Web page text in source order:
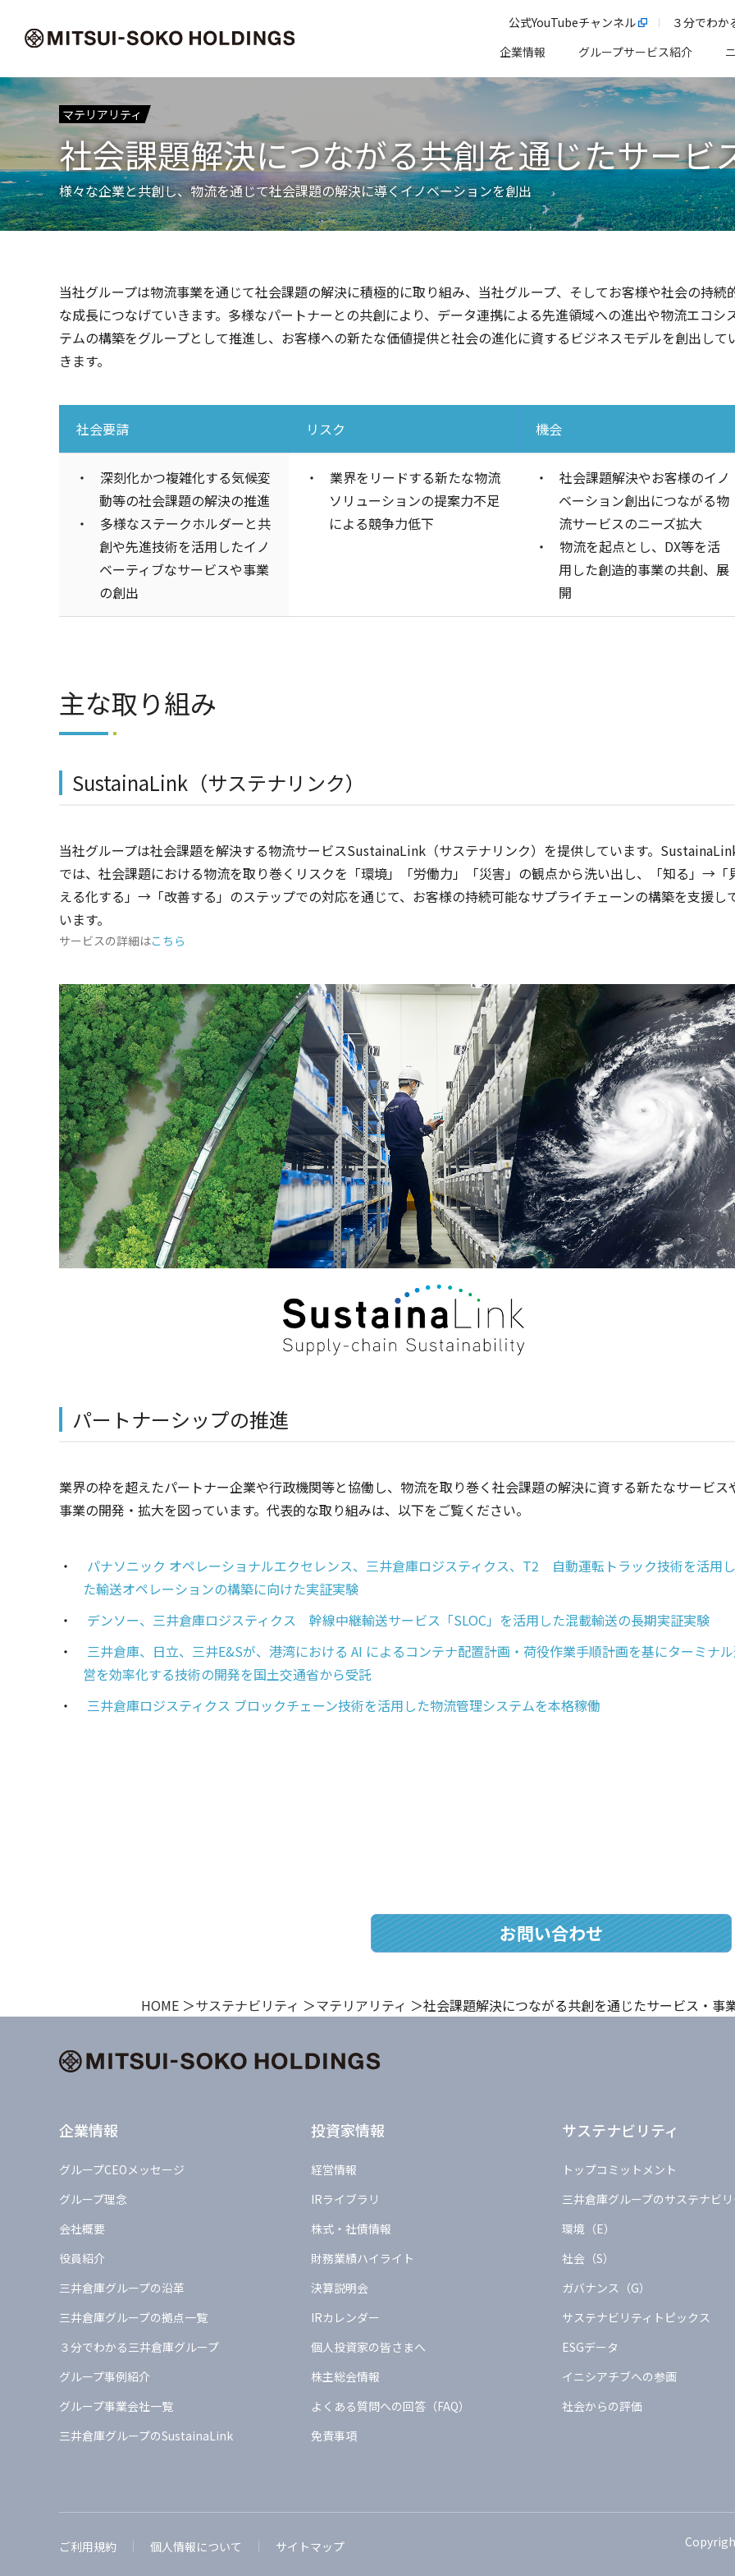
公式YouTubeチャンネル ３分でわか
企業情報
グループサービス紹介
マテリアリティ
社会課題解決につながる共創を通じたサービ
様々な企業と共創し、物流を通じて社会課題の解決に導くイノベーションを創出
当社グループは物流事業を通じて社会課題の解決に積極的に取り組み、当社グループ、そしてお客様や社会の持続
な成長につなげていきます。多様なパートナーとの共創により、データ連携による先進領域への進出や物流エコシ
テムの構築をグループとして推進し、お客様への新たな価値提供と社会の進化に資するビジネスモデルを創出して
きます。
社会要請 リスク 機会
・
深刻化かつ複雑化する気候変
動等の社会課題の解決の推進
・
多様なステークホルダーと共
創や先進技術を活用したイノ
ベーティブなサービスや事業
の創出
・
業界をリードする新たな物流
ソリューションの提案力不足
による競争力低下
・
社会課題解決やお客様のイノ
ベーション創出につながる物
流サービスのニーズ拡大
・
物流を起点とし、DX等を活
用した創造的事業の共創、展
開
主な取り組み
SustainaLink（サステナリンク）
当社グループは社会課題を解決する物流サービスSustainaLink（サステナリンク）を提供しています。
では、社会課題における物流を取り巻くリスクを「環境」「労働力」「災害」の観点から洗い出し、「知る」→「
える化する」→「改善する」のステップでの対応を通じて、お客様の持続可能なサプライチェーンの構築を支援し
います。
サービスの詳細はこちら
パートナーシップの推進
業界の枠を超えたパートナー企業や行政機関等と協働し、物流を取り巻く社会課題の解決に資する新たなサービス
事業の開発・拡大を図っています。代表的な取り組みは、以下をご覧ください。
・
パナソニック オペレーショナルエクセレンス、三井倉庫ロジスティクス、T2 自動運転トラック技術を活用し
た輸送オペレーションの構築に向けた実証実験
・
デンソー、三井倉庫ロジスティクス 幹線中継輸送サービス「SLOC」を活用した混載輸送の長期実証実験
・
三井倉庫、日立、三井E&Sが、港湾における AI によるコンテナ配置計画・荷役作業手順計画を基にターミナ
営を効率化する技術の開発を国土交通省から受託
・
三井倉庫ロジスティクス ブロックチェーン技術を活用した物流管理システムを本格稼働
お問い合わせ
HOME サステナビリティ マテリアリティ 社会課題解決につながる共創を通じたサービス・事
企業情報
グループCEOメッセージ
グループ理念
会社概要
役員紹介
三井倉庫グループの沿革
三井倉庫グループの拠点一覧
３分でわかる三井倉庫グループ
グループ事例紹介
グループ事業会社一覧
三井倉庫グループのSustainaLink
投資家情報
経営情報
IRライブラリ
株式・社債情報
財務業績ハイライト
決算説明会
IRカレンダー
個人投資家の皆さまへ
株主総会情報
よくある質問への回答（FAQ）
免責事項
サステナビリティ
トップコミットメント
三井倉庫グループのサステナビリ
環境（E）
社会（S）
ガバナンス（G）
サステナビリティトピックス
ESGデータ
イニシアチブへの参画
社会からの評価
ご利用規約 個人情報について サイトマップ